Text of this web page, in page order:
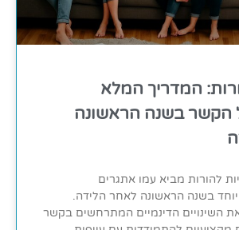
המדריך המלא
הקשר בשנה הראשונה
להורות מביא עמו אתגרים
בשנה הראשונה לאחר הלידה.
השינויים הדינמיים המתרחשים בקשר